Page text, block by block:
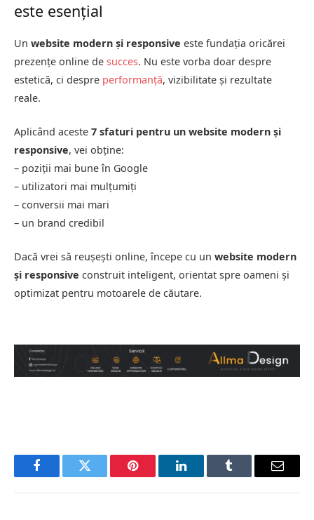
este esențial
Un website modern și responsive este fundația oricărei
prezențe online de succes. Nu este vorba doar despre
estetică, ci despre performanță, vizibilitate și rezultate
reale.
Aplicând aceste 7 sfaturi pentru un website modern și
responsive, vei obține:
– poziții mai bune în Google
– utilizatori mai mulțumiți
– conversii mai mari
– un brand credibil
Dacă vrei să reușești online, începe cu un website modern
și responsive construit inteligent, orientat spre oameni și
optimizat pentru motoarele de căutare.
FacebookTwitter Pinterest LinkedInTumblr Email